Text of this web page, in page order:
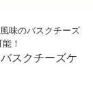
味のバスクチーズ
！
スクチーズケ